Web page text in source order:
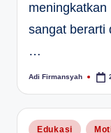
sangat berarti
…
Posted
Adi Firmansyah
Posted
Edukasi